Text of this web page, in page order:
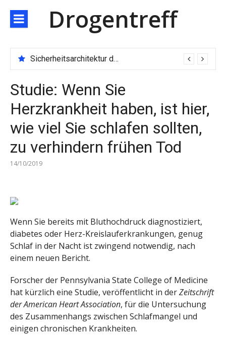
zum
Inhalt
Drogentreff
Sicherheitsarchitektur der nächsten Generation: JARXE kombiniert Multi-Wallet und MPC als Schutzschild für digitales Vertrauen
Studie: Wenn Sie
Herzkrankheit haben, ist hier,
wie viel Sie schlafen sollten,
zu verhindern frühen Tod
14/10/2019
Wenn Sie bereits mit Bluthochdruck diagnostiziert,
diabetes oder Herz-Kreislauferkrankungen, genug
Schlaf in der Nacht ist zwingend notwendig, nach
einem neuen Bericht.
Forscher der Pennsylvania State College of Medicine
hat kürzlich eine Studie, veröffentlicht in derZeitschrift
der American Heart Association, für die Untersuchung
des Zusammenhangs zwischen Schlafmangel und
einigen chronischen Krankheiten.